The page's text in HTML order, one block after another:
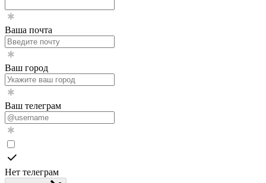
Ваша почта
Ваш город
Ваш телеграм
Нет телеграм